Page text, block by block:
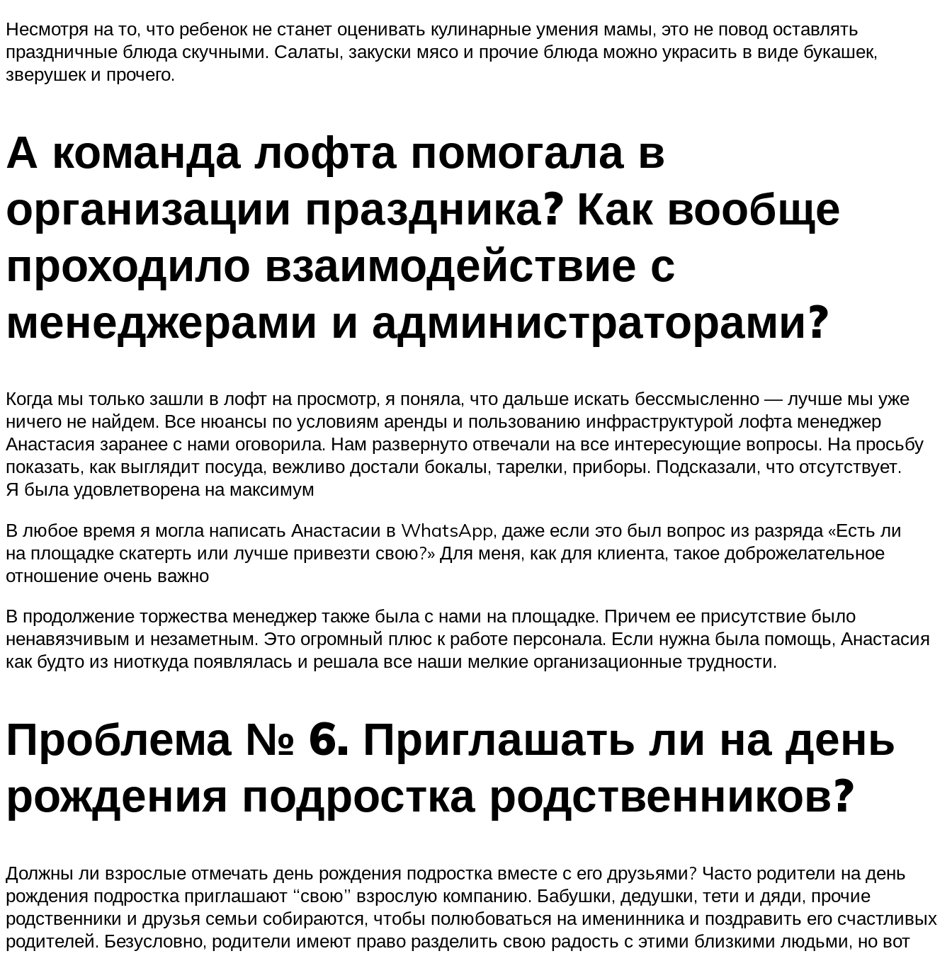
Несмотря на то, что ребенок не станет оценивать кулинарные умения мамы, это не повод оставлять
праздничные блюда скучными. Салаты, закуски мясо и прочие блюда можно украсить в виде букашек,
зверушек и прочего.
А команда лофта помогала в
организации праздника? Как вообще
проходило взаимодействие с
менеджерами и администраторами?
Когда мы только зашли в лофт на просмотр, я поняла, что дальше искать бессмысленно — лучше мы уже
ничего не найдем. Все нюансы по условиям аренды и пользованию инфраструктурой лофта менеджер
Анастасия заранее с нами оговорила. Нам развернуто отвечали на все интересующие вопросы. На просьбу
показать, как выглядит посуда, вежливо достали бокалы, тарелки, приборы. Подсказали, что отсутствует.
Я была удовлетворена на максимум
В любое время я могла написать Анастасии в WhatsApp, даже если это был вопрос из разряда «Есть ли
на площадке скатерть или лучше привезти свою?» Для меня, как для клиента, такое доброжелательное
отношение очень важно
В продолжение торжества менеджер также была с нами на площадке. Причем ее присутствие было
ненавязчивым и незаметным. Это огромный плюс к работе персонала. Если нужна была помощь, Анастасия
как будто из ниоткуда появлялась и решала все наши мелкие организационные трудности.
Проблема № 6. Приглашать ли на день
рождения подростка родственников?
Должны ли взрослые отмечать день рождения подростка вместе с его друзьями? Часто родители на день
рождения подростка приглашают “свою” взрослую компанию. Бабушки, дедушки, тети и дяди, прочие
родственники и друзья семьи собираются, чтобы полюбоваться на именинника и поздравить его счастливых
родителей. Безусловно, родители имеют право разделить свою радость с этими близкими людьми, но вот